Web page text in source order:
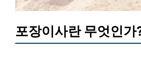
포장이사란 무엇인가